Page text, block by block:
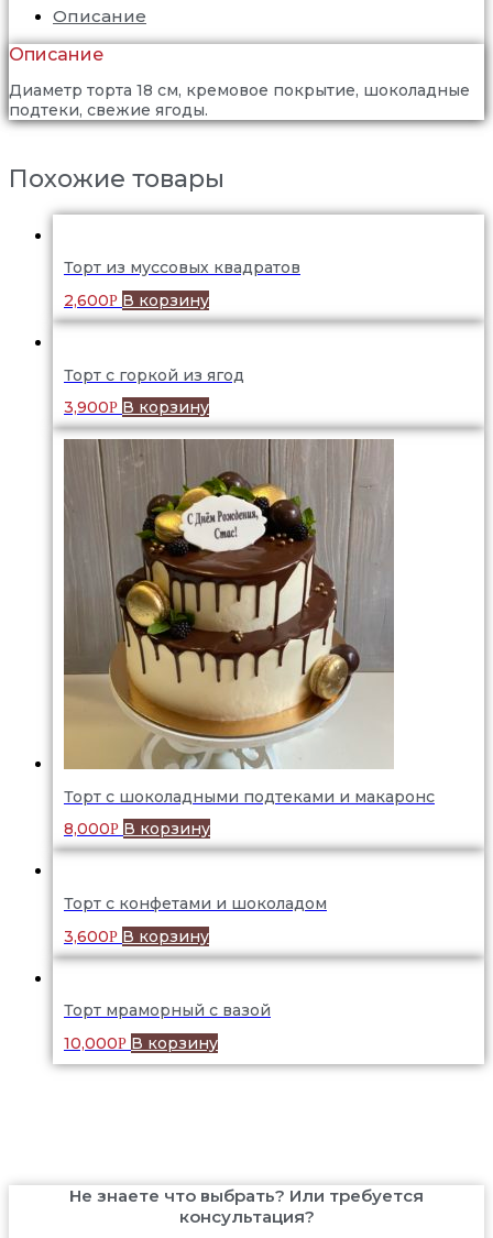
Описание
Описание
Диаметр торта 18 см, кремовое покрытие, шоколадные
подтеки, свежие ягоды.
Похожие товары
Торт из муссовых квадратов
2,600Р В корзину
Торт с горкой из ягод
3,900Р В корзину
Торт с шоколадными подтеками и макаронс
8,000Р В корзину
Торт с конфетами и шоколадом
3,600Р В корзину
Торт мраморный с вазой
10,000Р В корзину
Не знаете что выбрать? Или требуется
консультация?